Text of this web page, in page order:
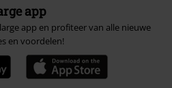
app
app en profiteer van alle nieuwe
en voordelen!